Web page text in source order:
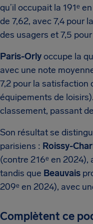
qu’il occupait la 191ᵉ
de 7,62, avec 7,4 pour
des usagers et 7,5
Paris-Orlyoccupe la
avec une note
7,2 pour la satisfaction
équipements de
classement, passant
Son résultat se
parisiens : Roissy-
(contre 216ᵉ en 2024),
tandis que Beauvais
209ᵉ en 2024), avec
Complètent ce